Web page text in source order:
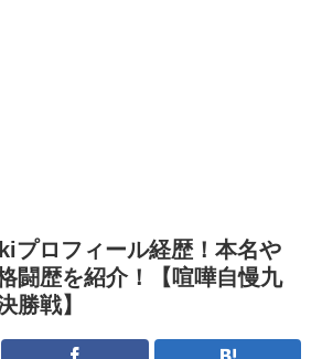
プロフィール経歴！本名や
闘歴を紹介！【喧嘩自慢九
勝戦】